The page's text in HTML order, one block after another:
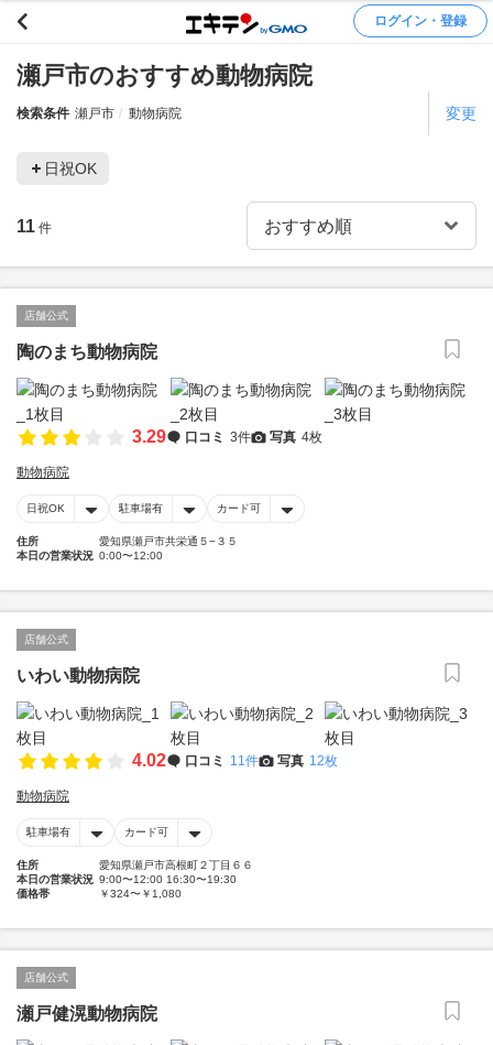
ログイン・登録
瀬戸市のおすすめ動物病院
検索条件 瀬戸市 動物病院 変更
日祝OK
11 件
店舗公式
陶のまち動物病院
3.29 口コミ 3件 写真 4枚
動物病院
日祝OK 駐車場有 カード可
住所
愛知県瀬戸市共栄通５−３５
本日の営業状況 0:00〜12:00
店舗公式
いわい動物病院
4.02 口コミ 11件 写真 12枚
動物病院
駐車場有 カード可
住所
愛知県瀬戸市高根町２丁目６６
本日の営業状況 9:00〜12:00 16:30〜19:30
価格帯
￥324〜￥1,080
店舗公式
瀬戸健滉動物病院